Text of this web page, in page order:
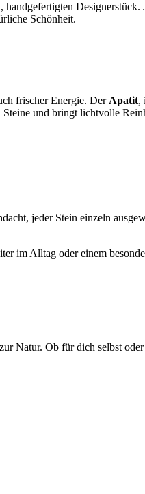
Designerstück.
Schönheit.
frischer Energie. Der Apatit,
und bringt lichtvolle
jeder Stein einzeln
im Alltag oder einem
Natur. Ob für dich selbst oder